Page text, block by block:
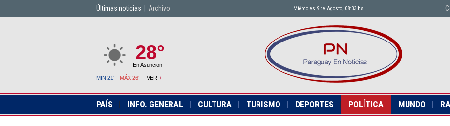
Últimas noticias Archivo Miércoles 9 de Agosto, 08:33 hs
28°
En Asunción
MIN 21° MÁX 26° VER+
PAÍS INFO. GENERAL CULTURA TURISMO DEPORTES POLÍTICA MUNDO